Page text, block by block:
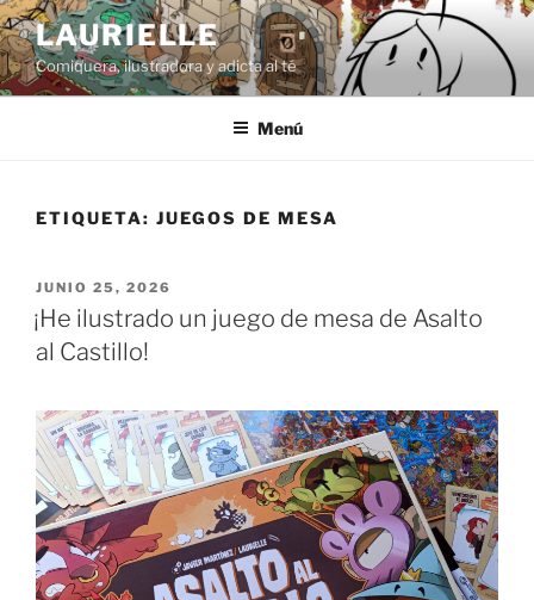
Saltar
al
contenido
LAURIELLE
Comiquera, ilustradora y adicta al té
Menú
ETIQUETA: JUEGOS DE MESA
PUBLICADO
EL
JUNIO 25, 2026
¡He ilustrado un juego de mesa de Asalto
al Castillo!